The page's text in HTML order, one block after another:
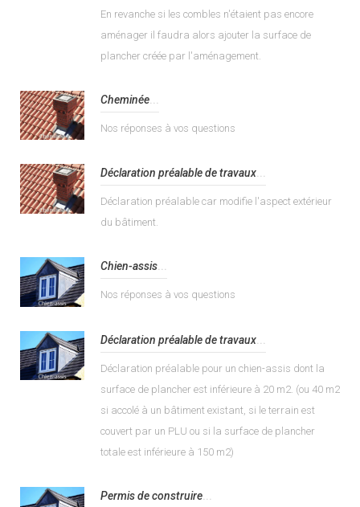
En revanche si les combles n'étaient pas encore
aménager il faudra alors ajouter la surface de
plancher créée par l'aménagement.
Cheminée
Nos réponses à vos questions
Déclaration préalable de travaux...
Déclaration préalable car modifie l'aspect extérieur
du bâtiment.
Chien-assis...
Nos réponses à vos questions
Déclaration préalable de travaux
Déclaration préalable pour un chien-assis dont la
surface de plancher est inférieure à 20 m2. (ou 40 m2
si accolé à un bâtiment existant, si le terrain est
couvert par un PLU ou si la surface de plancher
totale est inférieure à 150 m2)
Permis de construire